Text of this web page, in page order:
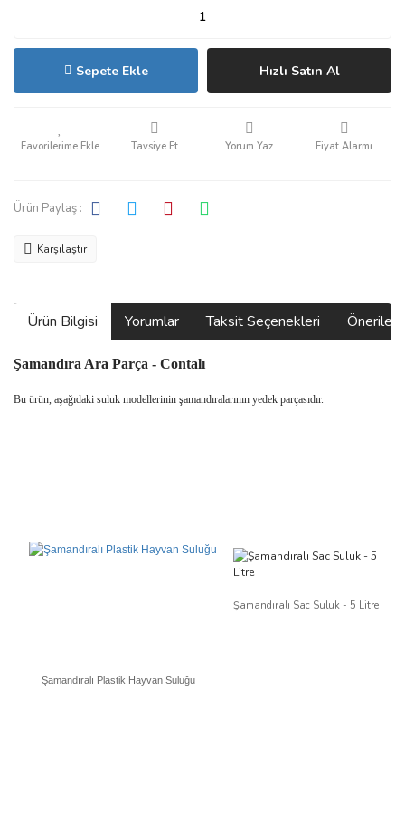
Sepete Ekle Hızlı Satın Al
Tavsiye Et Yorum Yaz Fiyat Alarmı
Ürün Paylaş :
Karşılaştır
Ürün Bilgisi Yorumlar Taksit Seçenekleri
Şamandıra Ara Parça - Contalı
Bu ürün, aşağıdaki suluk modellerinin şamandıralarının yedek parçasıdır.
Şamandıralı Plastik Hayvan Suluğu
Şamandıralı Sac Suluk - 5 Litre